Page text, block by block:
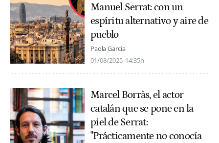
Manuel Serrat: con un
espíritu alternativo y aire de
pueblo
Paola García
01/08/2025 14:35h
Marcel Borràs, el actor
catalán que se pone en la
piel de Serrat:
"Prácticamente no conocía